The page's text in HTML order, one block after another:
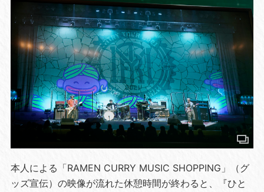
本人による「RAMEN CURRY MUSIC SHOPPING」（グ
ッズ宣伝）の映像が流れた休憩時間が終わると、『ひと